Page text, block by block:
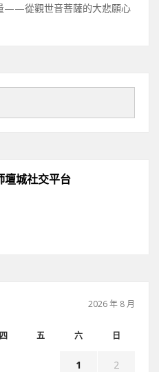
——從觀世音菩薩的大悲願心
壇城社交平台
2026 年 8 月
四 五 六 日
1 2